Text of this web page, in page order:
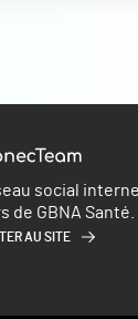
social
de GBNA Santé.
AU SITE